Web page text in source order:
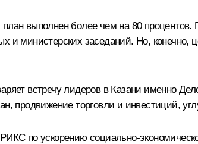
выполнен более чем на 80
и министерских заседаний. Но,
встречу лидеров в Казани именно
продвижение торговли и инвестиций,
по ускорению социально-